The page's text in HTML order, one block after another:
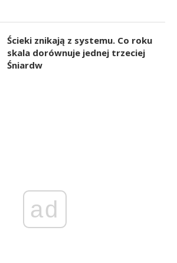
Ścieki znikają z systemu. Co roku
skala dorównuje jednej trzeciej
Śniardw
ad